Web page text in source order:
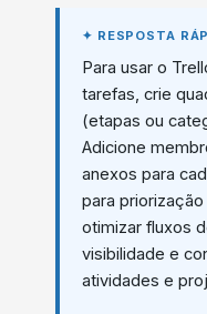
Para usar o
tarefas, crie
(etapas ou
Adicione
anexos para
para
otimizar fluxos
visibilidade e
atividades e